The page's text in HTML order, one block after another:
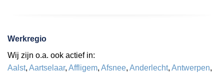
Werkregio
Wij zijn o.a. ook actief in:
Aalst, Aartselaar, Affligem, Afsnee, Anderlecht, Antwerpen,